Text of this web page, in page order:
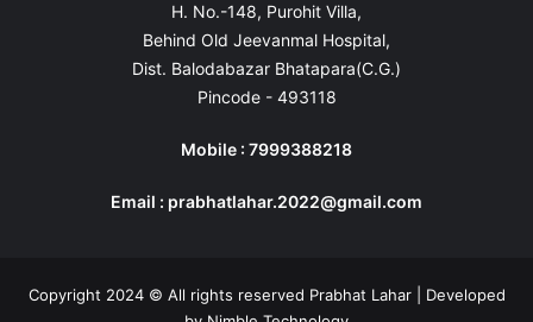
H. No.-148, Purohit Villa,
Behind Old Jeevanmal Hospital,
Dist. Balodabazar Bhatapara(C.G.)
Pincode - 493118
Mobile : 7999388218
Email : prabhatlahar.2022@gmail.com
Copyright 2024 © All rights reserved Prabhat Lahar | Developed